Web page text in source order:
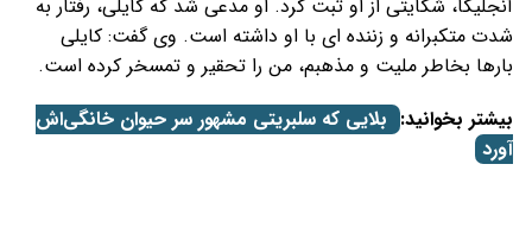
آنجلیکا، شکایتی از او ثبت کرد. او مدعی شد که کایلی، رفتار به
شدت متکبرانه و زننده ای با او داشته است. وی گفت: کایلی
بارها بخاطر ملیت و مذهبم، من را تحقیر و تمسخر کرده است.
بیشتر بخوانید: بلایی که سلبریتی مشهور سر حیوان خانگی‌اش
آورد